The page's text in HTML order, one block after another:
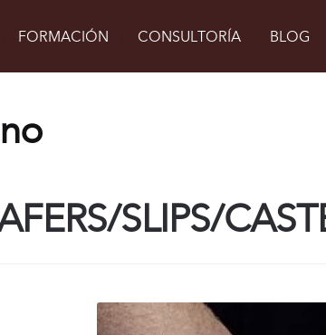
FORMACIÓN CONSULTORÍA BLOG
SLIPS/